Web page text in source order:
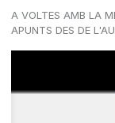
A VOLTES AMB LA
APUNTS DES DE